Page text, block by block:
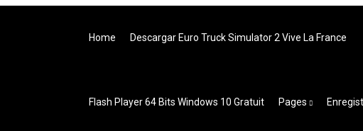
Home Descargar Euro Truck Simulator 2 Vive La France
Flash Player 64 Bits Windows 10 Gratuit Pages